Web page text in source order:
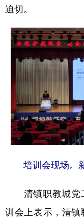
迫切。
培训会现场。
清镇职教城党
训会上表示，清